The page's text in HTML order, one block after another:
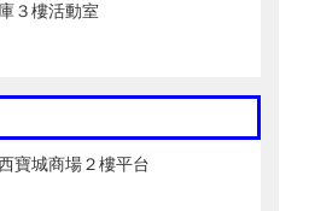
３樓活動室
寶城商場２樓平台